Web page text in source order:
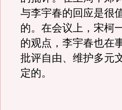
与李宇春的回应是很
的。在会议上，宋柯
的观点，李宇春也在
批评自由、维护多元
定的。